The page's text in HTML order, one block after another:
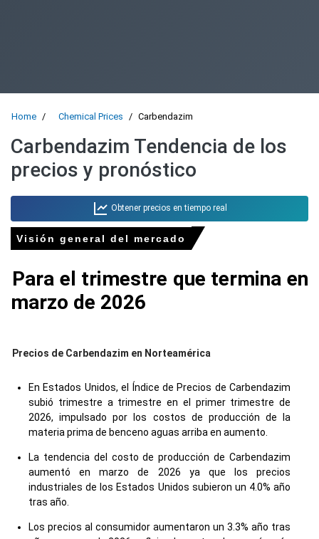
Home Chemical Prices Carbendazim
Carbendazim Tendencia de los
precios y pronóstico
Obtener precios en tiempo real
Visión general del mercado
Para el trimestre que termina en
marzo de 2026
Precios de Carbendazim en Norteamérica
En Estados Unidos, el Índice de Precios de Carbendazim
subió trimestre a trimestre en el primer trimestre de
2026, impulsado por los costos de producción de la
materia prima de benceno aguas arriba en aumento.
La tendencia del costo de producción de Carbendazim
aumentó en marzo de 2026 ya que los precios
industriales de los Estados Unidos subieron un 4.0% año
tras año.
Los precios al consumidor aumentaron un 3.3% año tras